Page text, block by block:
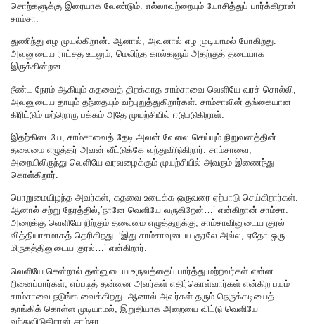
சொற்களுக்கு இரையாக வேண்டும்‌. எல்லாவற்றையும் யோசித்துப் பார்க்கிறான்
சாம்சா.
துணிந்து எழ முயல்கிறான். ஆனால், அவனால் எழ முடியாமல் போகிறது.
அவனுடைய ராட்சத உடலும், மெலிந்த கால்களும் அதற்குத் தடையாக
இருக்கின்றன.
நீண்ட நேரம் ஆகியும் கதவைத் திறக்காத சாம்சாவை வெளியே வரச் சொல்லி,
அவனுடைய தாயும் தந்தையும் வற்புறுத்துகிறார்கள். சாம்சாவின் தங்கையான
கிரிட்டும் மற்றொரு பக்கம் அதே முயற்சியில் ஈடுபடுகிறாள்.
இதற்கிடையே, சாம்சாவைத் தேடி அவன் வேலை செய்யும் நிறுவனத்தின்
தலைமை எழுத்தர் அவன் வீட்டுக்கே வந்துவிடுகிறார். சாம்சாவை,
அறையிலிருந்து வெளியே வரவழைக்கும் முயற்சியில் அவரும் இணைந்து
கொள்கிறார்.
பொறுமையிழந்த அவர்கள், கதவை உடைக்க ஒருவரை ஏற்பாடு செய்கிறார்கள்.
ஆனால்‌ சற்று நேரத்தில்,’நானே வெளியே வருகிறேன்…’ என்கிறான் சாம்சா.
அறைக்கு வெளியே நிற்கும் தலைமை எழுத்தருக்கு, சாம்சாவினுடைய குரல்
வித்தியாசமாகத் தெரிகிறது. ‘இது சாம்சாவுடைய குரலே அல்ல, ஏதோ ஒரு
மிருகத்தினுடைய குரல்…’ என்கிறார்.
வெளியே சென்றால் தன்னுடைய உருவத்தைப் பார்த்து மற்றவர்கள் என்ன
நினைப்பார்கள், எப்படித் தன்னை அவர்கள் எதிர்கொள்வார்கள் என்கிற பயம்
சாம்சாவை நடுங்க வைக்கிறது. ஆனால் அவர்கள் தரும் நெருக்கடியைத்‌
தாங்கிக் கொள்ள முடியாமல், இறுதியாக அறையை விட்டு வெளியே
வந்துவிடுகிறான் சாம்சா.